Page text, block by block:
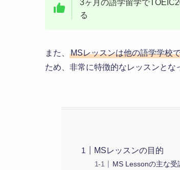
3ヶ月の語学留学で
る
また、 MSレッスンは他の語学学校
ため、非常に特徴的なレッスンとな
MSレッスンの目的
MS Lessonの主な受